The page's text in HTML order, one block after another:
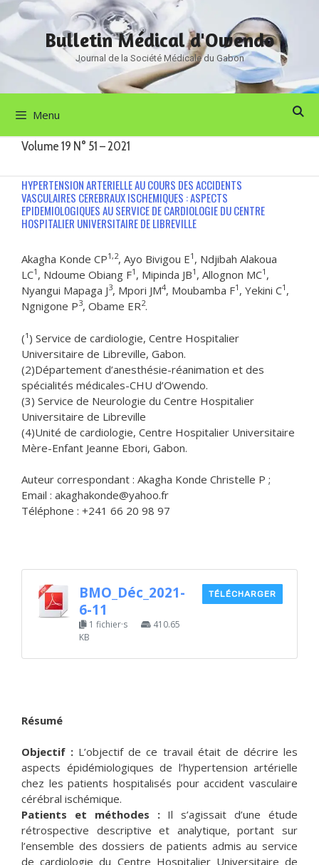
Aller
au
contenu
Bulletin Médical d'Owendo
Journal de la Société Médicale du Gabon
Menu
Volume 19 N° 51 – 2021
HYPERTENSION ARTERIELLE AU COURS DES ACCIDENTS
VASCULAIRES CEREBRAUX ISCHEMIQUES : ASPECTS
EPIDEMIOLOGIQUES AU SERVICE DE CARDIOLOGIE DU CENTRE
HOSPITALIER UNIVERSITAIRE DE LIBREVILLE
Akagha Konde CP1,2, Ayo Bivigou E1 , Ndjibah Alakoua
LC1 , Ndoume Obiang F1 , Mipinda JB1 , Allognon MC1 ,
Nyangui Mapaga J3, Mpori JM4, Moubamba F1 , Yekini C1 ,
Ngnigone P3, Obame ER2.
(¹) Service de cardiologie, Centre Hospitalier
Universitaire de Libreville, Gabon.
(2)Département d’anesthésie-réanimation et des
spécialités médicales-CHU d’Owendo.
(3) Service de Neurologie du Centre Hospitalier
Universitaire de Libreville
(4)Unité de cardiologie, Centre Hospitalier Universitaire
Mère-Enfant Jeanne Ebori, Gabon.
Auteur correspondant : Akagha Konde Christelle P ;
Email : akaghakonde@yahoo.fr
Téléphone : +241 66 20 98 97
BMO_Déc_2021-
6-11
1 fichier·s
410.65
KB
TÉLÉCHARGER
Résumé
Objectif : L’objectif de ce travail était de décrire les
aspects épidémiologiques de l’hypertension artérielle
chez les patients hospitalisés pour accident vasculaire
cérébral ischémique.
Patients et méthodes :Il s’agissait d’une étude
rétrospective descriptive et analytique, portant sur
l’ensemble des dossiers de patients admis au service
de cardiologie du Centre Hospitalier Universitaire de